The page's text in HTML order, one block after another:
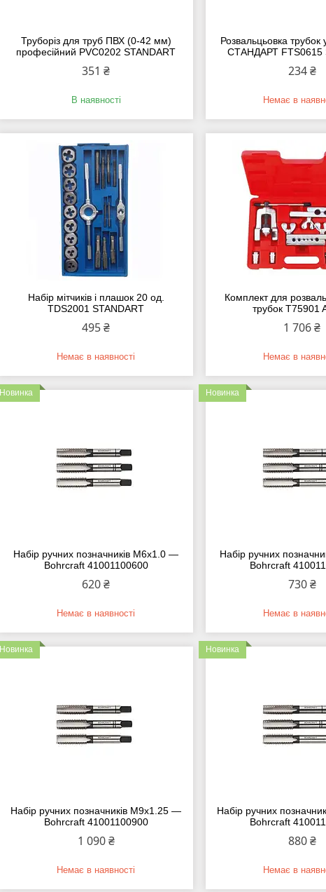
Труборіз для труб ПВХ (0-42 мм)
професійний PVC0202 STANDART
351 ₴
В наявності
Розвальцьовка трубок
СТАНДАРТ FTS0615
234 ₴
Немає в
Набір мітчиків і плашок 20 од.
TDS2001 STANDART
495 ₴
Немає в наявності
Комплект для
трубок T75901
1 706 ₴
Немає в
Новинка
Набір ручних позначників M6х1.0 —
Bohrcraft 41001100600
620 ₴
Немає в наявності
Новинка
Набір ручних
Bohrcraft
730 ₴
Немає в
Новинка
Набір ручних позначників M9х1.25 —
Bohrcraft 41001100900
1 090 ₴
Немає в наявності
Новинка
Набір ручних
Bohrcraft
880 ₴
Немає в